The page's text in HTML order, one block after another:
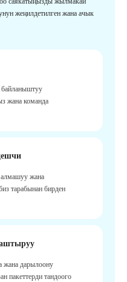
жеңилдетилген жана ачык
жана команда
жана
тарабынан бирден
жана дарылоону
пакеттерди тандоого